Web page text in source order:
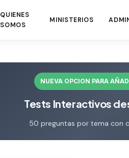
QUIENES
SOMOS
MINISTERIOS
NUEVA OPCION PARA
Tests Interactivos
50 preguntas por tema con